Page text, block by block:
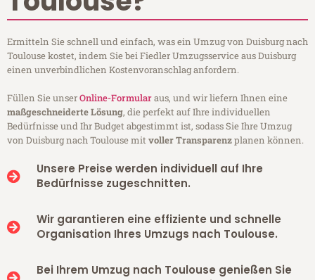
Ermitteln Sie schnell und einfach, was ein Umzug von Duisburg nach
Toulouse kostet, indem Sie bei Fiedler Umzugsservice aus Duisburg
einen unverbindlichen Kostenvoranschlag anfordern.
Füllen Sie unserOnline-Formularaus, und wir liefern Ihnen eine
maßgeschneiderte Lösung, die perfekt auf Ihre individuellen
Bedürfnisse und Ihr Budget abgestimmt ist, sodass Sie Ihre Umzug
von Duisburg nach Toulouse mitvoller Transparenzplanen können.
Unsere Preise werden individuell auf Ihre
Bedürfnisse zugeschnitten.
Wir garantieren eine effiziente und schnelle
Organisation Ihres Umzugs nach Toulouse.
Bei Ihrem Umzug nach Toulouse genießen Sie